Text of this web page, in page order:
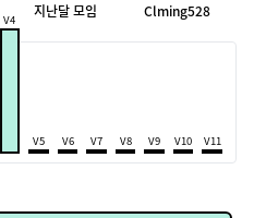
지난달 모임 Clming528
V4
V5 V6 V7 V8 V9 V10 V11